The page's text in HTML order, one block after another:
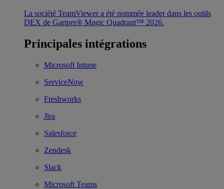
La société TeamViewer a été nommée leader dans les outils
DEX de Gartner® Magic Quadrant™ 2026.
Principales intégrations
Microsoft Intune
ServiceNow
Freshworks
Jira
Salesforce
Zendesk
Slack
Microsoft Teams